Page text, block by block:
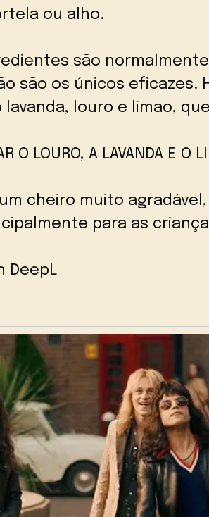
ou alho.
são
são os únicos eficazes.
louro e limão,
O LOURO, A LAVANDA E O
cheiro muito
para as
DeepL